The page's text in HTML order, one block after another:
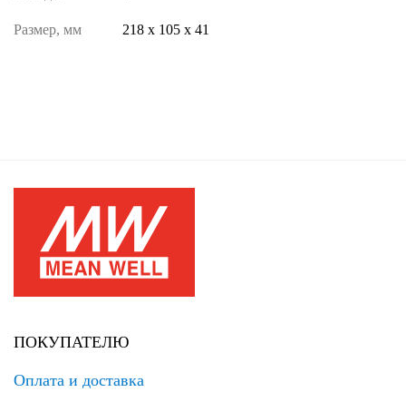
Размер, мм 218 х 105 х 41
ПОКУПАТЕЛЮ
Оплата и доставка